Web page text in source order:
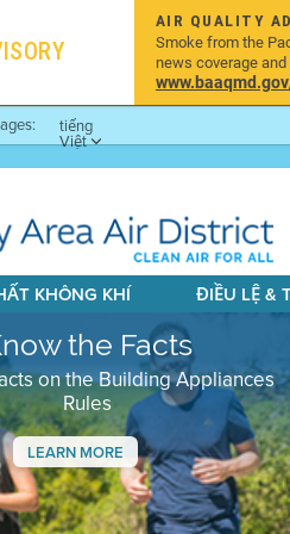
AIR QUALITY
Smoke from the
news coverage
tiếng
Việt
KHÔNG KHÍ ĐIỀU LỆ &
the Facts
on the Building Appliances
Rules
LEARN MORE